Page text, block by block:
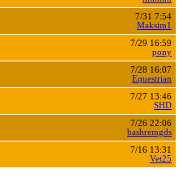
7/31 7:54
Maksim1
7/29 16:59
pony
7/28 16:07
Equestrian
7/27 13:46
SHD
7/26 22:06
bashremgds
7/16 13:31
Vet25